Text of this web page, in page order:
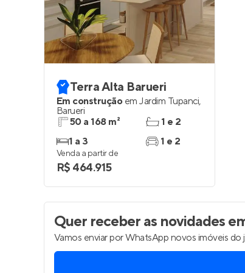
Entrar
Terra Alta Barueri
Em construção em Jardim Tupanci,
Barueri
50 a 168 m²
1 a 3
1 e 2
1 e 2
Venda a partir de
R$ 464.915
Quer receber as novidades
Vamos enviar por WhatsApp novos imóveis